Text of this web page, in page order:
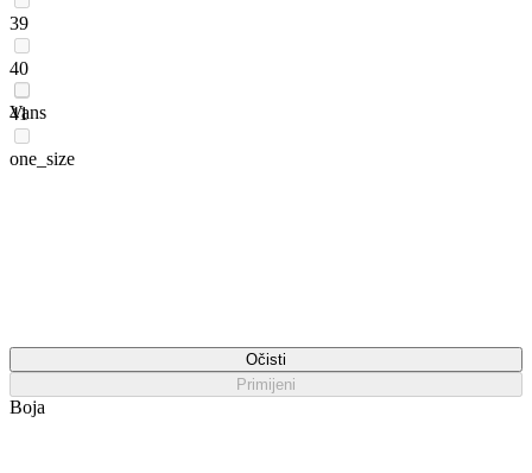
39
40
41
one_size
Vans
Očisti
Primijeni
Boja